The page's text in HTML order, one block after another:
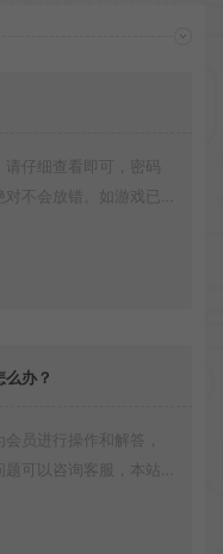
请仔细查看即可，密码
不会放错。如游戏已
办？
员进行操作和解答，
可以咨询客服，本站